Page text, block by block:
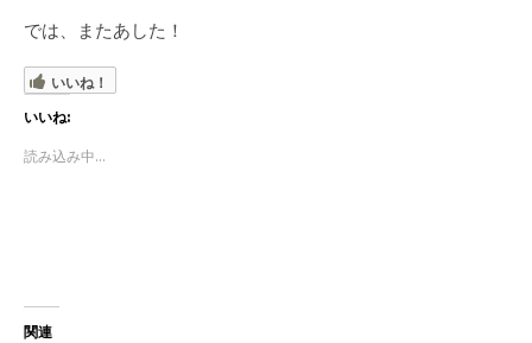
では、またあした！
いいね！
いいね:
読み込み中...
関連